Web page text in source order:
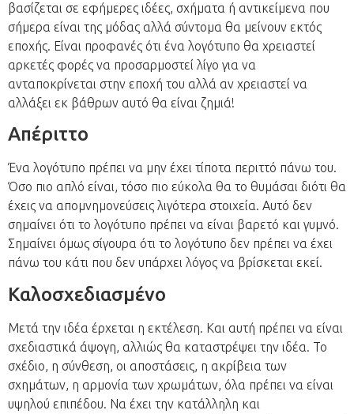
βασίζεται σε εφήμερες ιδέες, σχήματα ή αντικείμενα που
σήμερα είναι της μόδας αλλά σύντομα θα μείνουν εκτός
εποχής. Είναι προφανές ότι ένα λογότυπο θα χρειαστεί
αρκετές φορές να προσαρμοστεί λίγο για να
ανταποκρίνεται στην εποχή του αλλά αν χρειαστεί να
αλλάξει εκ βάθρων αυτό θα είναι ζημιά!
Απέριττο
Ένα λογότυπο πρέπει να μην έχει τίποτα περιττό πάνω του.
Όσο πιο απλό είναι, τόσο πιο εύκολα θα το θυμάσαι διότι θα
έχεις να απομνημονεύσεις λιγότερα στοιχεία. Αυτό δεν
σημαίνει ότι το λογότυπο πρέπει να είναι βαρετό και γυμνό.
Σημαίνει όμως σίγουρα ότι το λογότυπο δεν πρέπει να έχει
πάνω του κάτι που δεν υπάρχει λόγος να βρίσκεται εκεί.
Καλοσχεδιασμένο
Μετά την ιδέα έρχεται η εκτέλεση. Και αυτή πρέπει να είναι
σχεδιαστικά άψογη, αλλιώς θα καταστρέψει την ιδέα. Το
σχέδιο, η σύνθεση, οι αποστάσεις, η ακρίβεια των
σχημάτων, η αρμονία των χρωμάτων, όλα πρέπει να είναι
υψηλού επιπέδου. Να έχει την κατάλληλη και